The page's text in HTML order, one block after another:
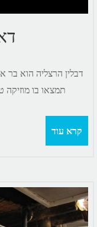
דבלין הרצליה הוא בר
תמצאו בו מוזיקה
קרא עוד